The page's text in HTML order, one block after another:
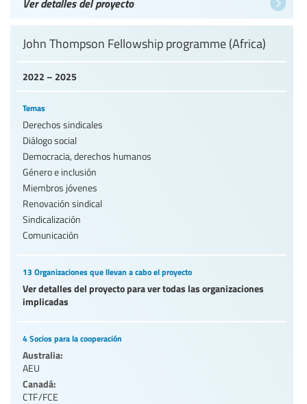
2022 – 2025
John Thompson Fellowship programme (Africa)
Temas
Derechos sindicales
Diálogo social
Democracia, derechos humanos
Género e inclusión
Miembros jóvenes
Renovación sindical
Sindicalización
Comunicación
13 Organizaciones que llevan a cabo el proyecto
Ver detalles del proyecto para ver todas las organizaciones
implicadas
4 Socios para la cooperación
Australia:
AEU
Canadá:
CTF/FCE